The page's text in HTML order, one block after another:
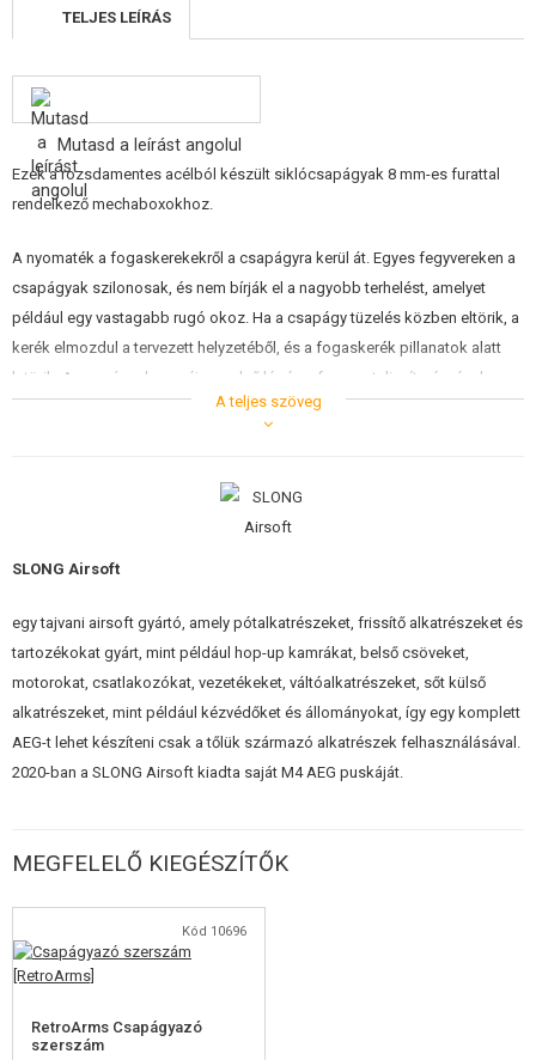
CÉLOK, LŐLAP
OUTDOOR, BUSHCRAFT
ÉPÍTŐKÉSZLETEK, MODELLEK
REKLÁM TÁRGYAK
SÉRÜLT, HASZNÁLT ÁRUK
ELÉRHETŐSÉG
TELJES LEÍRÁS
Mutasd a leírást angolul
Ezek a rozsdamentes acélból készült siklócsapágyak 8 mm-es furattal
rendelkező mechaboxokhoz.
A nyomaték a fogaskerekekről a csapágyra kerül át. Egyes fegyvereken a
csapágyak szilonosak, és nem bírják el a nagyobb terhelést, amelyet
például egy vastagabb rugó okoz. Ha a csapágy tüzelés közben eltörik, a
kerék elmozdul a tervezett helyzetéből, és a fogaskerék pillanatok alatt
letörik. A csapágyak cseréje az első lépés a fegyver teljesítményének
A teljes szöveg
SLONG Airsoft
egy tajvani airsoft gyártó, amely pótalkatrészeket, frissítő alkatrészeket és
tartozékokat gyárt, mint például hop-up kamrákat, belső csöveket,
motorokat, csatlakozókat, vezetékeket, váltóalkatrészeket, sőt külső
alkatrészeket, mint például kézvédőket és állományokat, így egy komplett
AEG-t lehet készíteni csak a tőlük származó alkatrészek felhasználásával.
2020-ban a SLONG Airsoft kiadta saját M4 AEG puskáját.
MEGFELELŐ KIEGÉSZÍTŐK
Kód 10696
RetroArms Csapágyazó
szerszám